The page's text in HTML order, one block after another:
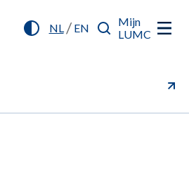
NL/ EN
Mijn
LUMC